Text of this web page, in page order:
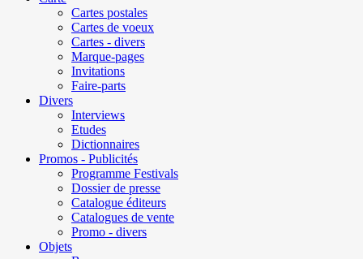
Cartes postales
Cartes de voeux
Cartes - divers
Marque-pages
Invitations
Faire-parts
Divers
Interviews
Etudes
Dictionnaires
Promos - Publicités
Programme Festivals
Dossier de presse
Catalogue éditeurs
Catalogues de vente
Promo - divers
Objets